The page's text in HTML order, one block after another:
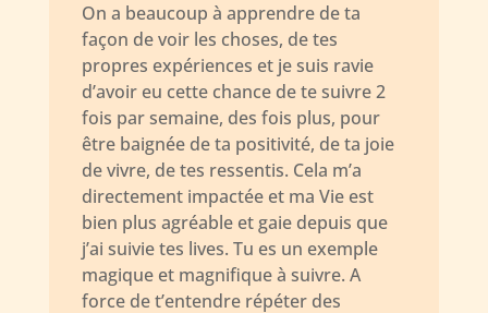
On a beaucoup à apprendre de ta
façon de voir les choses, de tes
propres expériences et je suis ravie
d’avoir eu cette chance de te suivre 2
fois par semaine, des fois plus, pour
être baignée de ta positivité, de ta joie
de vivre, de tes ressentis. Cela m’a
directement impactée et ma Vie est
bien plus agréable et gaie depuis que
j’ai suivie tes lives. Tu es un exemple
magique et magnifique à suivre. A
force de t’entendre répéter des